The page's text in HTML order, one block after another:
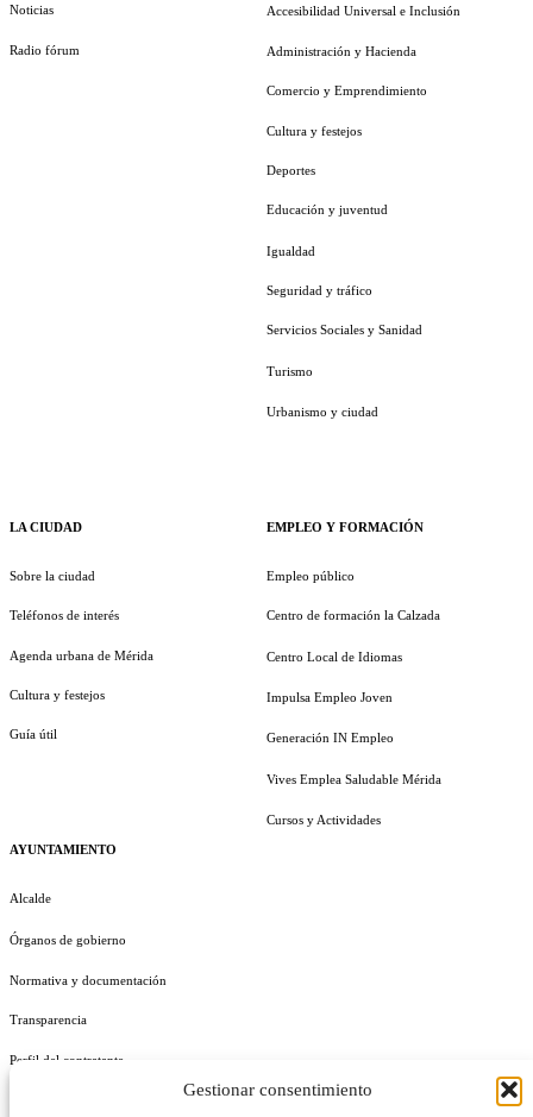
Gestionar consentimiento
Noticias
Radio fórum
LA CIUDAD
Sobre la ciudad
Teléfonos de interés
Agenda urbana de Mérida
Cultura y festejos
Guía útil
AYUNTAMIENTO
Alcalde
Órganos de gobierno
Normativa y documentación
Transparencia
Perfil del contratante
Accesibilidad Universal e Inclusión
Administración y Hacienda
Comercio y Emprendimiento
Cultura y festejos
Deportes
Educación y juventud
Igualdad
Seguridad y tráfico
Servicios Sociales y Sanidad
Turismo
Urbanismo y ciudad
EMPLEO Y FORMACIÓN
Empleo público
Centro de formación la Calzada
Centro Local de Idiomas
Impulsa Empleo Joven
Generación IN Empleo
Vives Emplea Saludable Mérida
Cursos y Actividades